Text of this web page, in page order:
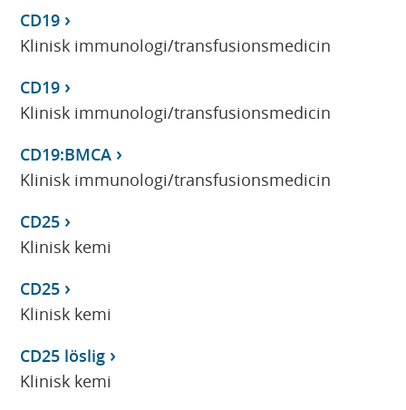
CD19
Klinisk immunologi/transfusionsmedicin
CD19
Klinisk immunologi/transfusionsmedicin
CD19:BMCA
Klinisk immunologi/transfusionsmedicin
CD25
Klinisk kemi
CD25
Klinisk kemi
CD25 löslig
Klinisk kemi